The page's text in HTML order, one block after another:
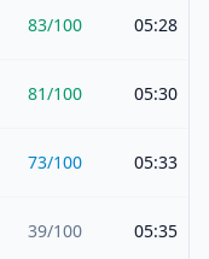
83/100 05:28
81/100 05:30
73/100 05:33
39/100 05:35